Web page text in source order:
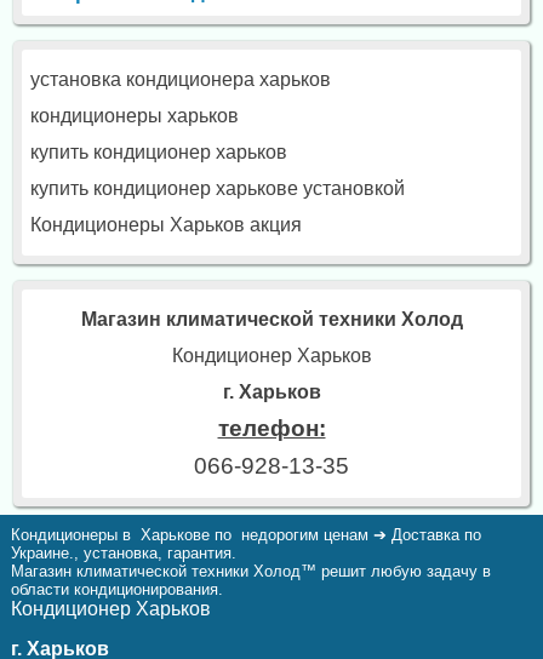
установка кондиционера харьков
кондиционеры харьков
купить кондиционер харьков
купить кондиционер харькове установкой
Кондиционеры Харьков акция
Магазин климатической техники Холод
Кондиционер Харьков
г. Харьков
телефон:
066-928-13-35
Кондиционеры в Харькове по недорогим ценам ➔ Доставка по
Украине., установка, гарантия.
Магазин климатической техники Холод™ решит любую задачу в
области кондиционирования.
Кондиционер Харьков
г. Харьков